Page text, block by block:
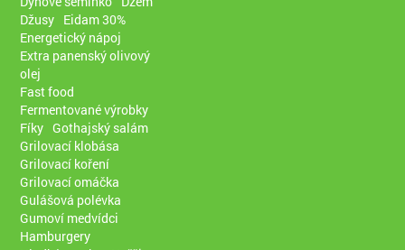
Džusy Eidam 30%
Energetický nápoj
Extra panenský olivový
olej
Fast food
Fermentované výrobky
Fíky Gothajský salám
Grilovací klobása
Grilovací koření
Grilovací omáčka
Gulášová polévka
Gumoví medvídci
Hamburgery